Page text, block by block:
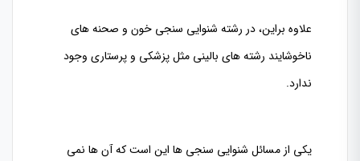
علاوه براین، در رشته شنوایی سنجی خون و صحنه های
ناخوشایند رشته های بالینی مثل پزشکی و پرستاری وجود
ندارد.
یکی از مسائل شنوایی سنجی ها این است که آن ها نمی